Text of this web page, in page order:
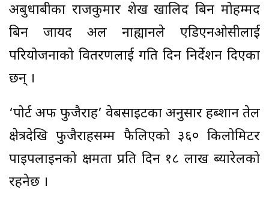
अबुधाबीका राजकुमार शेख खालिद बिन मोहम्मद
बिन जायद अल नाह्यानले एडिएनओसीलाई
परियोजनाको वितरणलाई गति दिन निर्देशन दिएका
छन् ।
‘पोर्ट अफ फुजैराह’ वेबसाइटका अनुसार हब्शान तेल
क्षेत्रदेखि फुजैराहसम्म फैलिएको ३६० किलोमिटर
पाइपलाइनको क्षमता प्रति दिन १८ लाख ब्यारेलको
रहनेछ ।